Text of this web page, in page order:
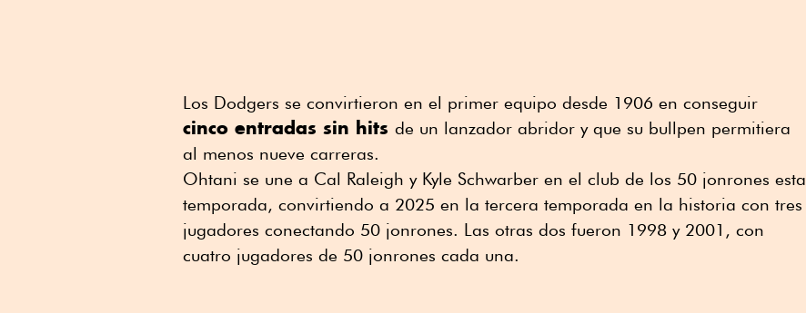
Los Dodgers se convirtieron en el primer equipo desde 1906 en conseguir
cinco entradas sin hits de un lanzador abridor y que su bullpen permitiera
al menos nueve carreras.
Ohtani se une a Cal Raleigh y Kyle Schwarber en el club de los 50 jonrones esta
temporada, convirtiendo a 2025 en la tercera temporada en la historia con tres
jugadores conectando 50 jonrones. Las otras dos fueron 1998 y 2001, con
cuatro jugadores de 50 jonrones cada una.